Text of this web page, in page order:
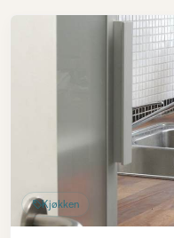
Kjøkken